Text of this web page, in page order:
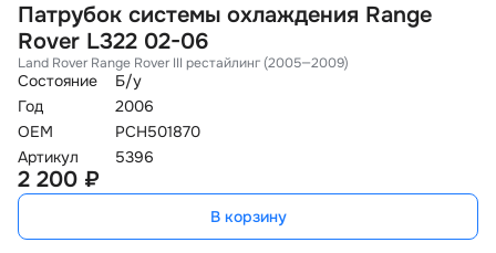
Патрубок системы охлаждения Range
Rover L322 02-06
Land Rover Range Rover III рестайлинг (2005—2009)
Состояние
Б/у
Год
2006
OEM
PCH501870
Артикул
5396
2 200 ₽
В корзину